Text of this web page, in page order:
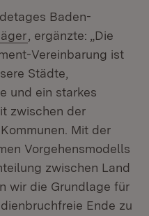
Baden-
(Öffnet in neuem
, ergänzte: „Die
Vereinbarung ist
Städte,
und ein starkes
zwischen der
Mit der
Vorgehensmodells
zwischen Land
wir die Grundlage für
Ende zu